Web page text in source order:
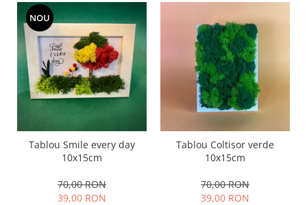
NOU
Tablou Smile every day
10x15cm
70,00 RON
39,00 RON
Tablou Coltisor verde
10x15cm
70,00 RON
39,00 RON